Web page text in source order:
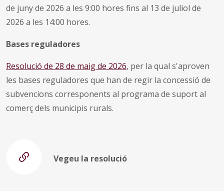
de juny de 2026 a les 9:00 hores fins al 13 de juliol de
2026 a les 14:00 hores.
Bases reguladores
Resolució de 28 de maig de 2026, per la qual s'aproven
les bases reguladores que han de regir la concessió de
subvencions corresponents al programa de suport al
comerç dels municipis rurals.
Vegeu la resolució